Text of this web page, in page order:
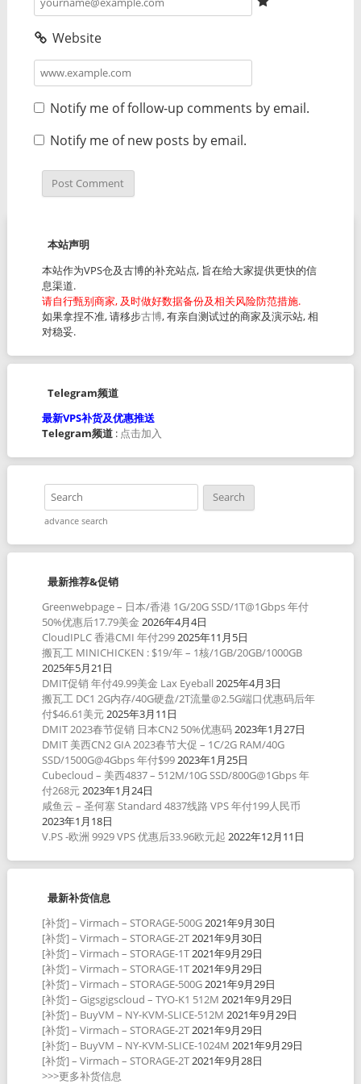
Website
Notify me of follow-up comments by email.
Notify me of new posts by email.
本站声明
本站作为VPS仓及古博的补充站点, 旨在给大家提供更快的信
息渠道.
请自行甄别商家, 及时做好数据备份及相关风险防范措施.
如果拿捏不准, 请移步古博, 有亲自测试过的商家及演示站, 相
对稳妥.
Telegram频道
最新VPS补货及优惠推送
Telegram频道: 点击加入
advance search
最新推荐&促销
Greenwebpage – 日本/香港 1G/20G SSD/1T@1Gbps 年付
50%优惠后17.79美金 2026年4月4日
CloudIPLC 香港CMI 年付2992025年11月5日
搬瓦工 MINICHICKEN : $19/年 – 1核/1GB/20GB/1000GB
2025年5月21日
DMIT促销 年付49.99美金 Lax Eyeball 2025年4月3日
搬瓦工 DC1 2G内存/40G硬盘/2T流量@2.5G端口优惠码后年
付$46.61美元2025年3月11日
DMIT 2023春节促销 日本CN2 50%优惠码2023年1月27日
DMIT 美西CN2 GIA 2023春节大促 – 1C/2G RAM/40G
SSD/1500G@4Gbps 年付$992023年1月25日
Cubecloud – 美西4837 – 512M/10G SSD/800G@1Gbps 年
付268元2023年1月24日
咸鱼云 – 圣何塞 Standard 4837线路 VPS 年付199人民币
2023年1月18日
V.PS -欧洲 9929 VPS 优惠后33.96欧元起 2022年12月11日
最新补货信息
[补货] – Virmach – STORAGE-500G2021年9月30日
[补货] – Virmach – STORAGE-2T2021年9月30日
[补货] – Virmach – STORAGE-1T2021年9月29日
[补货] – Virmach – STORAGE-1T2021年9月29日
[补货] – Virmach – STORAGE-500G2021年9月29日
[补货] – Gigsgigscloud – TYO-K1 512M 2021年9月29日
[补货] – BuyVM – NY-KVM-SLICE-512M 2021年9月29日
[补货] – Virmach – STORAGE-2T2021年9月29日
[补货] – BuyVM – NY-KVM-SLICE-1024M 2021年9月29日
[补货] – Virmach – STORAGE-2T2021年9月28日
>>>更多补货信息